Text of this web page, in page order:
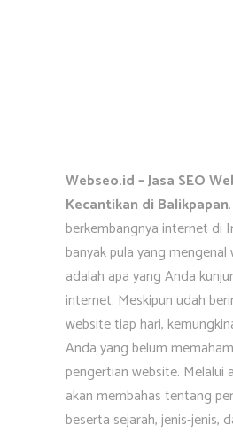
Webseo.id – Jasa SEO
Kecantikan di Balikpapan
berkembangnya internet di
banyak pula yang
adalah apa yang Anda
internet. Meskipun udah
website tiap hari,
Anda yang belum
pengertian website. Melalui
akan membahas tentang
beserta sejarah, jenis-jenis,